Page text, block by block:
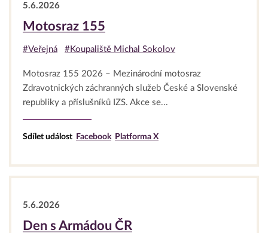
5.6.2026
Motosraz 155
#Veřejná #Koupaliště Michal Sokolov
Motosraz 155 2026 – Mezinárodní motosraz
Zdravotnických záchranných služeb České a Slovenské
republiky a příslušníků IZS. Akce se...
Sdílet událost Facebook Platforma X
5.6.2026
Den s Armádou ČR